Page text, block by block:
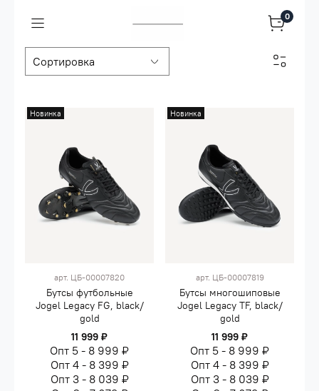
0
Новинка
арт. ЦБ-00007820
Бутсы футбольные
Jogel Legacy FG, black/
gold
11 999 ₽
Опт 5 - 8 999 ₽
Опт 4 - 8 399 ₽
Опт 3 - 8 039 ₽
Новинка
арт. ЦБ-00007819
Бутсы многошиповые
Jogel Legacy TF, black/
gold
11 999 ₽
Опт 5 - 8 999 ₽
Опт 4 - 8 399 ₽
Опт 3 - 8 039 ₽